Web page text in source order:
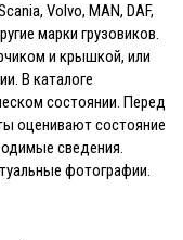
Volvo, MAN, DAF,
марки грузовиков.
и крышкой, или
В каталоге
состоянии. Перед
оценивают состояние
сведения.
фотографии.